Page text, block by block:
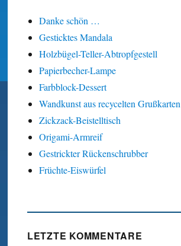
Danke schön …
Gesticktes Mandala
Holzbügel-Teller-Abtropfgestell
Papierbecher-Lampe
Farbblock-Dessert
Wandkunst aus recycelten Grußkarten
Zickzack-Beistelltisch
Origami-Armreif
Gestrickter Rückenschrubber
Früchte-Eiswürfel
LETZTE KOMMENTARE